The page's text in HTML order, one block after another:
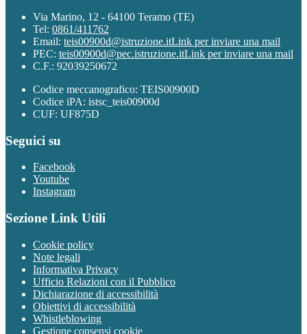
Via Marino, 12 - 64100 Teramo (TE)
Tel: 0861/411762
Email: teis00900d@istruzione.itLink per inviare una mail
PEC: teis00900d@pec.istruzione.itLink per inviare una mail
C.F.: 92039250672
Codice meccanografico: TEIS00900D
Codice iPA: istsc_teis00900d
CUF: UF875D
Seguici su
Facebook
Youtube
Instagram
Sezione Link Utili
Cookie policy
Note legali
Informativa Privacy
Ufficio Relazioni con il Pubblico
Dichiarazione di accessibilità
Obiettivi di accessibilità
Whistleblowing
Gestione consensi cookie